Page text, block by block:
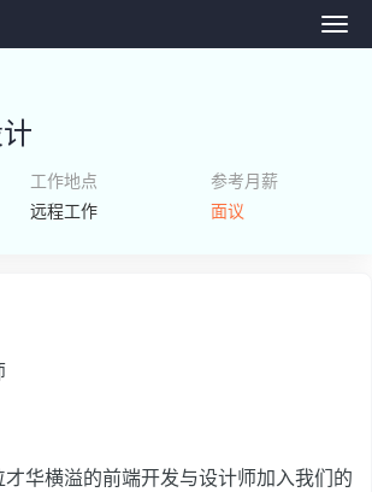
远
工作地点
远程工作
参考月薪
面议
华横溢的前端开发与设计师加入我们的